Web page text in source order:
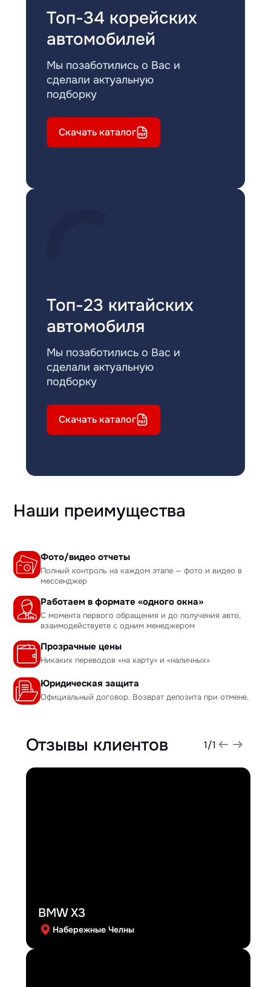
Топ-34 корейских
автомобилей
Мы позаботились о Вас и
сделали актуальную
подборку
Скачать каталог
Топ-23 китайских
автомобиля
Мы позаботились о Вас и
сделали актуальную
подборку
Скачать каталог
Наши преимущества
Фото/видео отчеты
Полный контроль на каждом этапе — фото и видео в
мессенджер
Работаем в формате «одного окна»
С момента первого обращения и до получения авто,
взаимодействуете с одним менеджером
Прозрачные цены
Никаких переводов «на карту» и «наличных»
Юридическая защита
Официальный договор. Возврат депозита при отмене.
Отзывы клиентов 1/1
BMW X3
Набережные Челны